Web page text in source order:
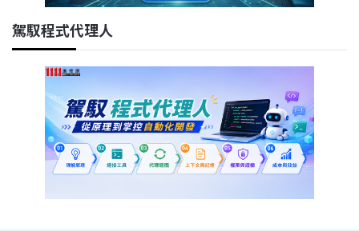
駕馭程式代理人